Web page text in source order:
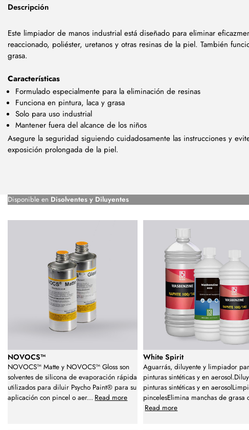
Descripción
Este limpiador de manos industrial está diseñado para eliminar
reaccionado, poliéster, uretanos y otras resinas de la piel. También
grasa.
Características
Formulado especialmente para la eliminación de resinas
Funciona en pintura, laca y grasa
Solo para uso industrial
Mantener fuera del alcance de los niños
Asegure la seguridad siguiendo cuidadosamente las instrucciones y
exposición prolongada de la piel.
Disponible en Disolventes y Diluyentes
NOVOCS™
NOVOCS™ Matte y NOVOCS™ Gloss son
solventes de silicona de evaporación rápida
utilizados para diluir Psycho Paint® para su
aplicación con pincel o aer... Read more
White Spirit
Aguarrás, diluyente y limpiador
pinturas sintéticas y en
pinturas sintéticas y en
pincelesElimina manchas de grasa
Read more